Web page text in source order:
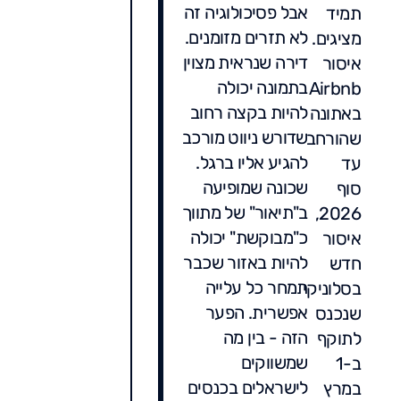
תמיד
מציגים.
איסור
Airbnb
באתונה
שהורחב
עד
סוף
2026,
איסור
חדש
בסלוניקי
שנכנס
לתוקף
ב-1
במרץ
אבל פסיכולוגיה זה
לא תזרים מזומנים.
דירה שנראית מצוין
בתמונה יכולה
להיות בקצה רחוב
שדורש ניווט מורכב
להגיע אליו ברגל.
שכונה שמופיעה
ב"תיאור" של מתווך
כ"מבוקשת" יכולה
להיות באזור שכבר
תמחר כל עלייה
אפשרית. הפער
הזה - בין מה
שמשווקים
לישראלים בכנסים